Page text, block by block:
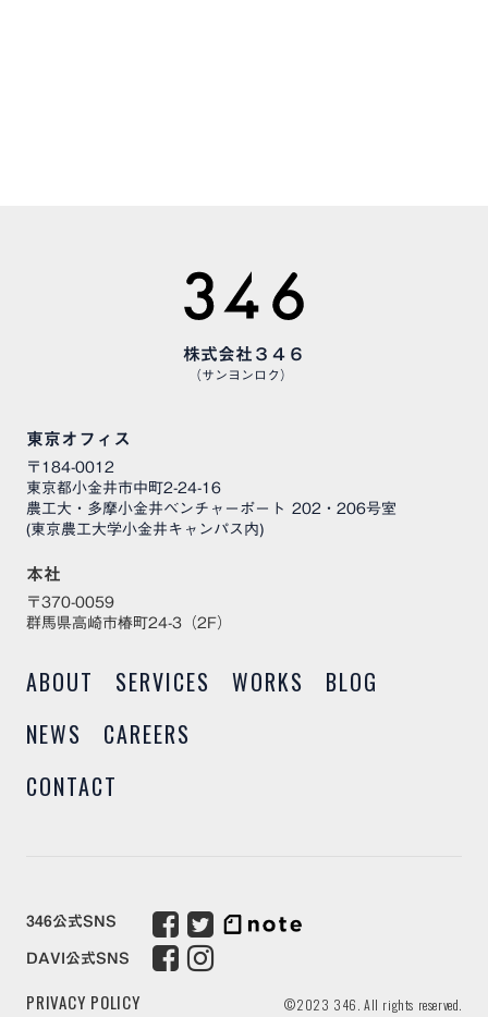
株式会社３４６
（サンヨンロク）
東京オフィス
〒184-0012
東京都小金井市中町2-24-16
農工大・多摩小金井ベンチャーポート 202・206号室
(東京農工大学小金井キャンパス内)
本社
〒370-0059
群馬県高崎市椿町24-3（2F）
ABOUT SERVICES WORKS
BLOG
NEWS
CAREERS
CONTACT
346公式SNS
DAVI公式SNS
PRIVACY POLICY ©2023 346. All rights reserved.